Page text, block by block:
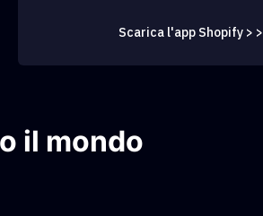
Scarica l'app Shopify > >
il mondo